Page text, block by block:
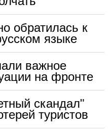
обратилась к
языке
важное
на фронте
скандал"
туристов